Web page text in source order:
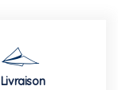
Livraison